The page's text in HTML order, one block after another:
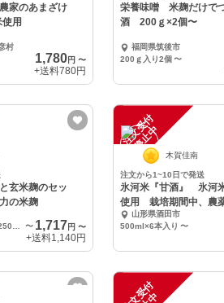
家のあまざけ
用
村
1,780円 〜
+送料780円
栄養味噌 米麹だけで
酒 200ｇ×2個〜
福岡県筑後市
200ｇ入り2個 〜
玄米麹のセッ
の米麹
〜 1,717 円 〜
+送料1,140円
注
文
受
付
停
止
中
木賀佳南
注文から1~10日で発送
氷河米『甘酒』 氷河
使用 栽培期間中、農
不使用米
山形県酒田市
500ml×6本入り 〜